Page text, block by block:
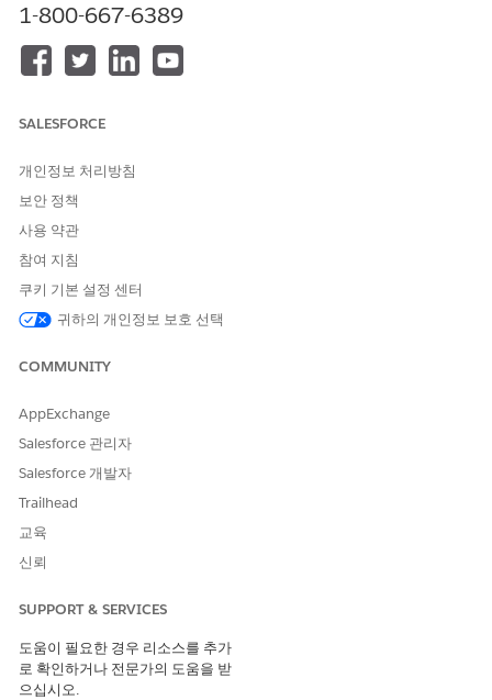
이 표시됩니다. 주소는 연결된 연락관 주소를 저장하는 PATI 레
코드의 기본 주소 필드에서 가져옵니다.
지원 제품: Lightning Experience
Sciences Cloud 추가 기능 라이센스, Life Sciences Customer
Engagement 관리형 패키지가 포함된
Edition.
웹에서 제휴 계정 요약 모달에는 계정과 관련된 정보만 표시됩니다.
iPad의 경우 제휴 계정 요약 모달은 다음 두 개의 탭으로 구성됩니
다. 계정 및 계정 계획.
웹의 기본 모달과 모바일의 계정 탭 모두 계정 세부 사항과 "새 방
연락관 주소 개체에 설정된 계정 요약 열 필드를 편집하여 계정 탭
에 표시되는 정보를 맞춤 설정할 수 있습니다. 필드 집합에 필드를
추가하기 전에사용자에게 적절한 액세스 권한이 있는지 확인합니
계정 계획 탭
iPad의 계정 계획 탭에 계정과 연결된 활성 계정 계획 목록이 표시
체 메타데이터 캐시 설정
1-800-667-6389
SALESFORCE
개인정보 처리방침
보안 정책
사용 약관
참여 지침
쿠키 기본 설정 센터
귀하의 개인정보 보호 선택
COMMUNITY
AppExchange
Salesforce 관리자
Salesforce 개발자
Trailhead
교육
신뢰
SUPPORT & SERVICES
도움이 필요한 경우 리소스를 추가
로 확인하거나 전문가의 도움을 받
으십시오.